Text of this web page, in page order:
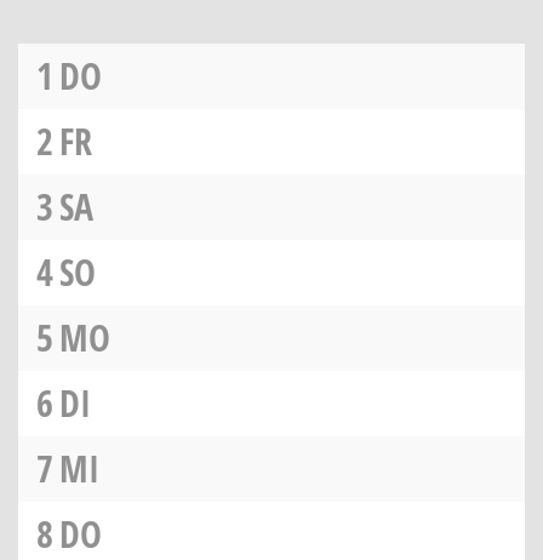
1 DO
2FR
3SA
4SO
5MO
6DI
7MI
8DO